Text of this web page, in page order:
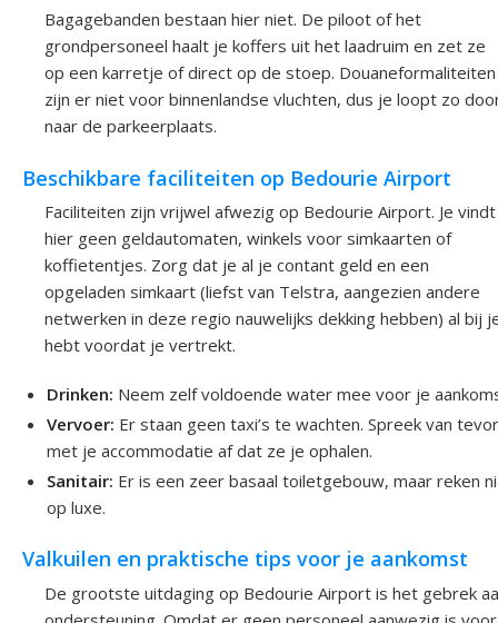
Bagagebanden bestaan hier niet. De piloot of het
grondpersoneel haalt je koffers uit het laadruim en zet ze
op een karretje of direct op de stoep. Douaneformaliteiten
zijn er niet voor binnenlandse vluchten, dus je loopt zo
naar de parkeerplaats.
Beschikbare faciliteiten op Bedourie Airport
Faciliteiten zijn vrijwel afwezig op Bedourie Airport. Je vindt
hier geen geldautomaten, winkels voor simkaarten of
koffietentjes. Zorg dat je al je contant geld en een
opgeladen simkaart (liefst van Telstra, aangezien andere
netwerken in deze regio nauwelijks dekking hebben) al bij
hebt voordat je vertrekt.
Drinken: Neem zelf voldoende water mee voor je
Vervoer: Er staan geen taxi’s te wachten. Spreek van
met je accommodatie af dat ze je ophalen.
Sanitair: Er is een zeer basaal toiletgebouw, maar reken
op luxe.
Valkuilen en praktische tips voor je aankomst
De grootste uitdaging op Bedourie Airport is het gebrek